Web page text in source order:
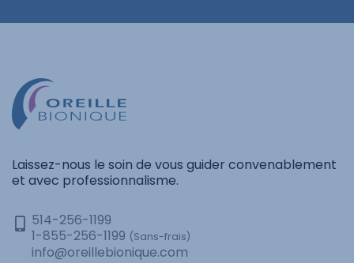
Laissez-nous le soin de vous guider convenablement
et avec professionnalisme.
514-256-1199
1-855-256-1199 (Sans-frais)
info@oreillebionique.com